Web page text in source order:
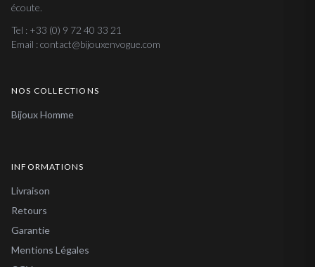
écoute.
Tel : +33 (0) 9 72 40 33 21
Email : contact@bijouxenvogue.com
NOS COLLECTIONS
Bijoux Homme
INFORMATIONS
Livraison
Retours
Garantie
Mentions Légales